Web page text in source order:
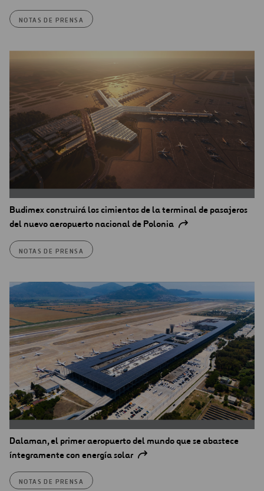
NOTAS DE PRENSA
Budimex construirá los cimientos de la terminal de pasajeros
del nuevo aeropuerto nacional de Polonia
NOTAS DE PRENSA
Dalaman, el primer aeropuerto del mundo que se abastece
íntegramente con energía solar
NOTAS DE PRENSA